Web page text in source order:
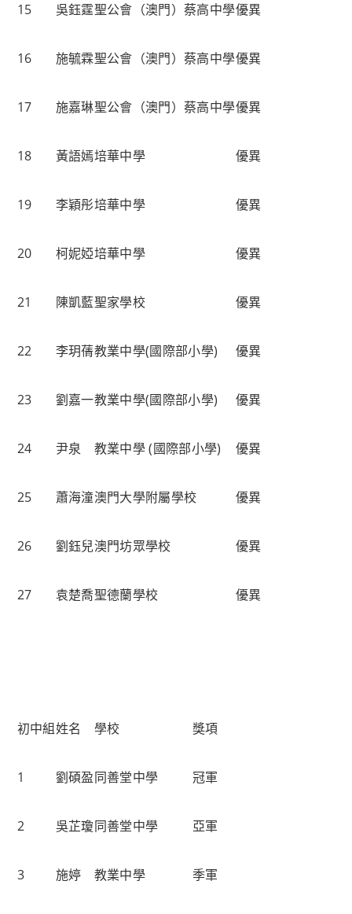
15 吳鈺霆聖公會（澳門）蔡高中學優異
16 施毓霖聖公會（澳門）蔡高中學優異
17 施嘉琳聖公會（澳門）蔡高中學優異
18 黃語嫣培華中學 優異
19 李穎彤培華中學 優異
20 柯妮婭培華中學 優異
21 陳凱藍聖家學校 優異
22 李玥蒨教業中學(國際部小學) 優異
23 劉嘉一教業中學(國際部小學) 優異
24 尹泉 教業中學 (國際部小學) 優異
25 蕭海潼澳門大學附屬學校 優異
26 劉鈺兒澳門坊眾學校 優異
27 袁楚喬聖德蘭學校 優異
初中組姓名 學校 獎項
1 劉碩盈同善堂中學 冠軍
2 吳芷瓊同善堂中學 亞軍
3 施婷 教業中學 季軍